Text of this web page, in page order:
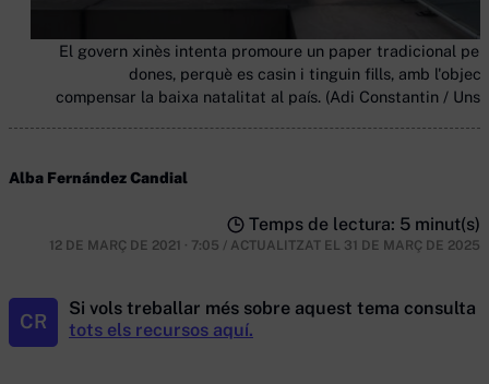
El govern xinès intenta promoure un paper tradicional per
dones, perquè es casin i tinguin fills, amb
compensar la baixa natalitat al país. (Adi Constantin /
Alba Fernández Candial
Temps de lectura: 5 minut(s)
12 DE MARÇ DE 2021 · 7:05 / ACTUALITZAT EL 31 DE MARÇ DE 2025
CR
Si vols treballar més sobre aquest tema consulta
tots els recursos aquí.